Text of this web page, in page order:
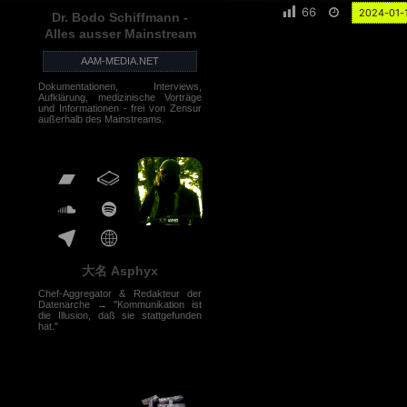
Dr. Bodo Schiffmann -
Alles ausser Mainstream
AAM-MEDIA.NET
Dokumentationen, Interviews,
Aufklärung, medizinische Vorträge
und Informationen - frei von Zensur
außerhalb des Mainstreams.
大名 Asphyx
Chef-Aggregator & Redakteur der
Datenarche → "Kommunikation ist
die Illusion, daß sie stattgefunden
hat."
66 2024-01-